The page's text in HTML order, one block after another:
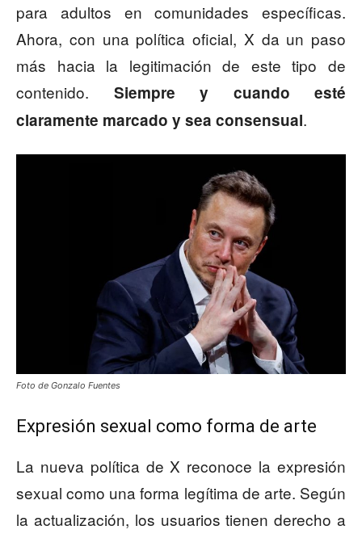
para adultos en comunidades específicas.
Ahora, con una política oficial, X da un paso
más hacia la legitimación de este tipo de
contenido. Siempre y cuando esté
claramente marcado y sea consensual.
Foto de Gonzalo Fuentes
Expresión sexual como forma de arte
La nueva política de X reconoce la expresión
sexual como una forma legítima de arte. Según
la actualización, los usuarios tienen derecho a